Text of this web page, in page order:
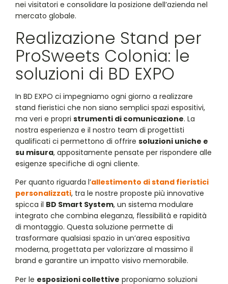
nei visitatori e consolidare la posizione dell’azienda nel
mercato globale.
Realizazione Stand per
ProSweets Colonia: le
soluzioni di BD EXPO
In BD EXPO ci impegniamo ogni giorno a realizzare
stand fieristici che non siano semplici spazi espositivi,
ma veri e propri strumenti di comunicazione. La
nostra esperienza e il nostro team di progettisti
qualificati ci permettono di offrire soluzioni uniche e
su misura, appositamente pensate per rispondere alle
esigenze specifiche di ogni cliente.
Per quanto riguarda l’allestimento di stand fieristici
personalizzati, tra le nostre proposte più innovative
spicca il BD Smart System, un sistema modulare
integrato che combina eleganza, flessibilità e rapidità
di montaggio. Questa soluzione permette di
trasformare qualsiasi spazio in un’area espositiva
moderna, progettata per valorizzare al massimo il
brand e garantire un impatto visivo memorabile.
Per le esposizioni collettive proponiamo soluzioni